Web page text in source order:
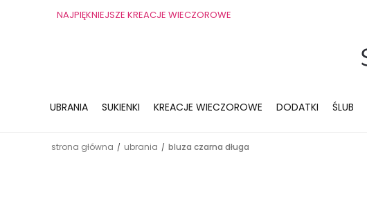
NAJPIĘKNIEJSZE KREACJE WIECZOROWE
UBRANIA SUKIENKI KREACJE WIECZOROWE DODATKI ŚLUB
strona główna / ubrania / bluza czarna długa